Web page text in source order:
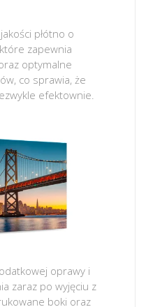
płótno o
zapewnia
optymalne
co sprawia, że
efektownie.
oprawy i
zaraz po wyjęciu z
boki oraz